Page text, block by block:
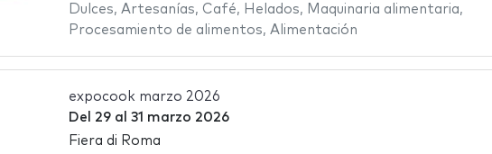
Dulces, Artesanías, Café, Helados, Maquinaria alimentaria,
Procesamiento de alimentos, Alimentación
expocook marzo 2026
Del 29al 31 marzo 2026
Fiera di Roma